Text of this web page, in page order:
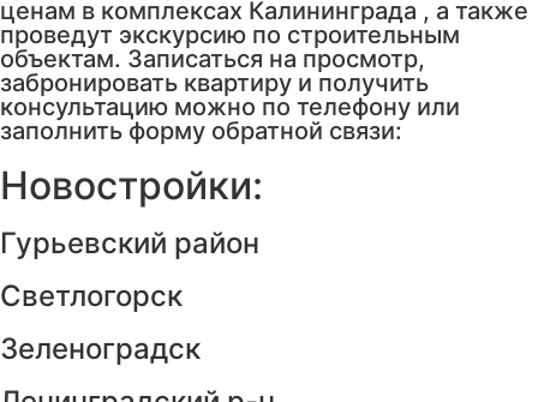
ценам в комплексах Калининграда , а также
проведут экскурсию по строительным
объектам. Записаться на просмотр,
забронировать квартиру и получить
консультацию можно по телефону или
заполнить форму обратной связи:
Новостройки:
Гурьевский район
Светлогорск
Зеленоградск